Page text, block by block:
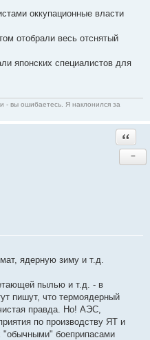
оккупационные власти
отобрали весь отснятый
японских специалистов для
- вы ошибаетесь. Я наклонился за
−
ядерную зиму и т.д.
пылью и т.д. - в
пишут, что термоядерный
правда. Но! АЭС,
по производству ЯТ и
"обычными" боеприпасами